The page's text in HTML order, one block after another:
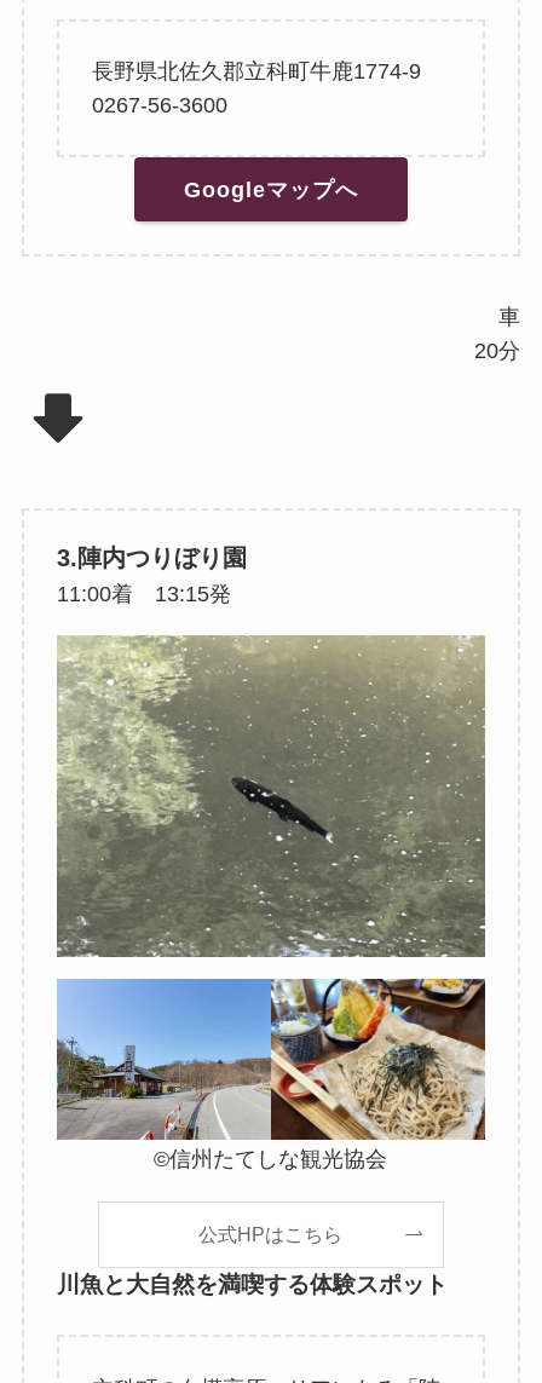
長野県北佐久郡立科町牛鹿1774-9
0267-56-3600
Googleマップへ
車
20分
3.陣内つりぼり園
11:00着 13:15発
©信州たてしな観光協会
公式HPはこちら
川魚と大自然を満喫する体験スポット